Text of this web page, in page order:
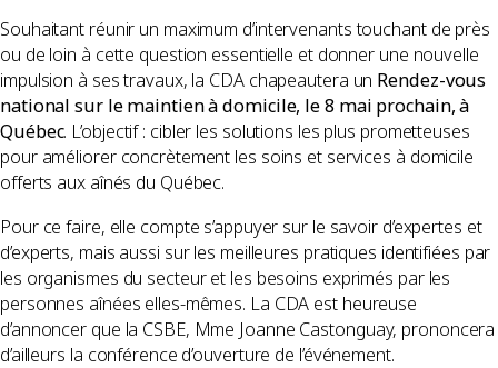
Souhaitant réunir un maximum d’intervenants touchant de près
ou de loin à cette question essentielle et donner une nouvelle
impulsion à ses travaux, la CDA chapeautera un Rendez-vous
national sur le maintien à domicile, le 8 mai prochain, à
Québec. L’objectif : cibler les solutions les plus prometteuses
pour améliorer concrètement les soins et services à domicile
offerts aux aînés du Québec.
Pour ce faire, elle compte s’appuyer sur le savoir d’expertes et
d’experts, mais aussi sur les meilleures pratiques identifiées par
les organismes du secteur et les besoins exprimés par les
personnes aînées elles-mêmes. La CDA est heureuse
d’annoncer que la CSBE, Mme Joanne Castonguay, prononcera
d’ailleurs la conférence d’ouverture de l’événement.